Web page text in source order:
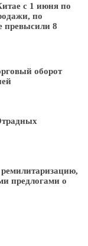
с 1 июня по
по
превысили 8
оборот
предлогами о